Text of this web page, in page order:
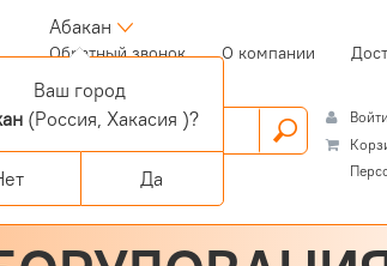
Абакан
Обратный звонок(current)О компании
Войти
Ваш город
(Россия, Хакасия )?
Да